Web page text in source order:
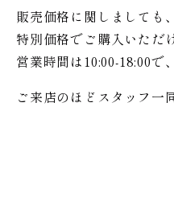
販売価格に関しましても
特別価格でご購入いただ
営業時間は10:00-18:00で
ご来店のほどスタッフ一